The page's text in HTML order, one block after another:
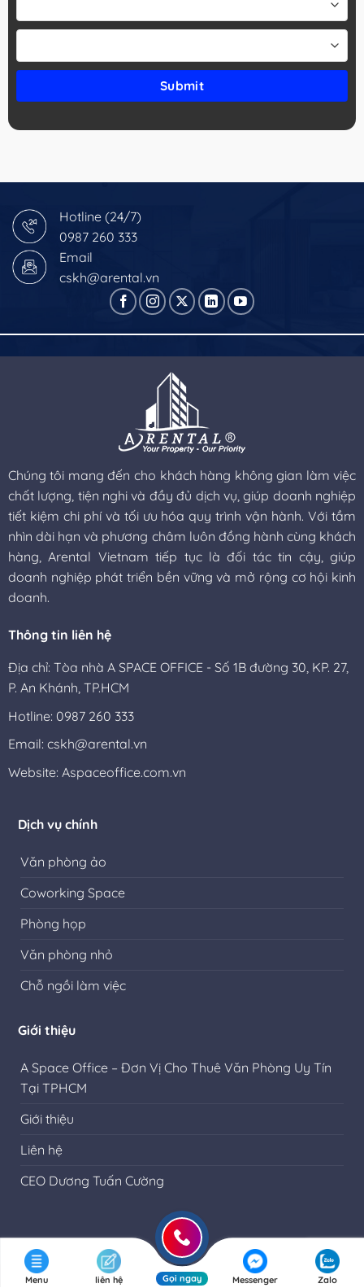
Hotline (24/7)
0987 260 333
Email
cskh@arental.vn
Chúng tôi mang đến cho khách hàng không gian làm việc
chất lượng, tiện nghi và đầy đủ dịch vụ, giúp doanh nghiệp
tiết kiệm chi phí và tối ưu hóa quy trình vận hành. Với tầm
nhìn dài hạn và phương châm luôn đồng hành cùng khách
hàng, Arental Vietnam tiếp tục là đối tác tin cậy, giúp
doanh nghiệp phát triển bền vững và mở rộng cơ hội kinh
doanh.
Thông tin liên hệ
Địa chỉ: Tòa nhà A SPACE OFFICE - Số 1B đường 30, KP. 27,
P. An Khánh, TP.HCM
Hotline: 0987 260 333
Email: cskh@arental.vn
Website: Aspaceoffice.com.vn
Dịch vụ chính
Văn phòng ảo
Coworking Space
Phòng họp
Văn phòng nhỏ
Chỗ ngồi làm việc
Giới thiệu
A Space Office – Đơn Vị Cho Thuê Văn Phòng Uy Tín
Tại TPHCM
Giới thiệu
Liên hệ
CEO Dương Tuấn Cường
Copyright 2026 © A Space Office
Menu liên hệ Gọi ngay Messenger Zalo